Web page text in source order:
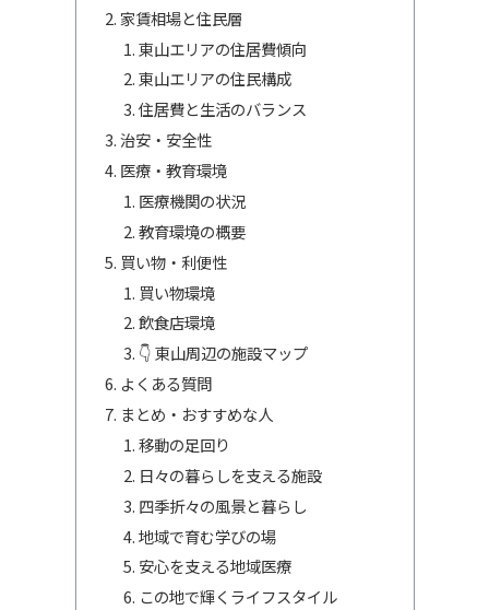
家賃相場と住民層
東山エリアの住居費傾向
東山エリアの住民構成
住居費と生活のバランス
治安・安全性
医療・教育環境
医療機関の状況
教育環境の概要
買い物・利便性
買い物環境
飲食店環境
👇 東山周辺の施設マップ
よくある質問
まとめ・おすすめな人
移動の足回り
日々の暮らしを支える施設
四季折々の風景と暮らし
地域で育む学びの場
安心を支える地域医療
この地で輝くライフスタイル